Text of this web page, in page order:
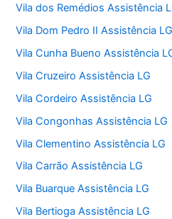
Vila dos Remédios Assistência
Vila Dom Pedro II Assistência LG
Vila Cunha Bueno Assistência
Vila Cruzeiro Assistência LG
Vila Cordeiro Assistência LG
Vila Congonhas Assistência LG
Vila Clementino Assistência LG
Vila Carrão Assistência LG
Vila Buarque Assistência LG
Vila Bertioga Assistência LG